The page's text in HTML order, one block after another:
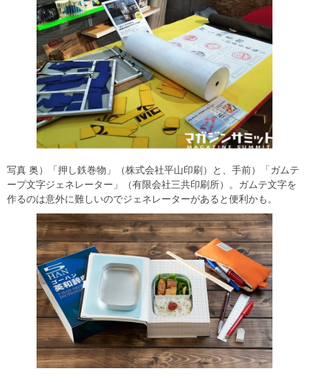
写真 奥）「押し鉄巻物」（株式会社平山印刷）と、手前）「ガムテ
ープ文字ジェネレーター」（有限会社三共印刷所）。ガムテ文字を
作るのは意外に難しいのでジェネレーターがあると便利かも。